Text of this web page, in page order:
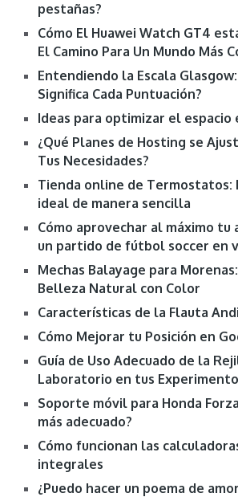
pestañas?
Cómo El Huawei Watch GT4
El Camino Para Un Mundo Más
Entendiendo la Escala Glasgow:
Significa Cada Puntuación?
Ideas para optimizar el espacio
¿Qué Planes de Hosting se
Tus Necesidades?
Tienda online de Termostatos:
ideal de manera sencilla
Cómo aprovechar al máximo tu
un partido de fútbol soccer en
Mechas Balayage para
Belleza Natural con Color
Características de la Flauta
Cómo Mejorar tu Posición en
Guía de Uso Adecuado de la
Laboratorio en tus
Soporte móvil para Honda
más adecuado?
Cómo funcionan las
integrales
¿Puedo hacer un poema de